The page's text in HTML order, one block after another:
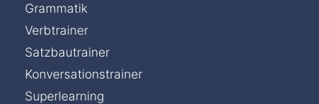
Grammatik
Verbtrainer
Satzbautrainer
Konversationstrainer
Superlearning